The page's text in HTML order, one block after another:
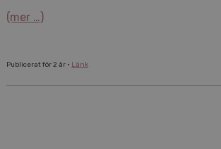
(mer …)
Publicerat för 2 år • Länk